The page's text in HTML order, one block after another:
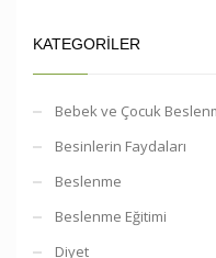
KATEGORILER
Bebek ve Çocuk
Besinlerin Faydaları
Beslenme
Beslenme Eğitimi
Diyet